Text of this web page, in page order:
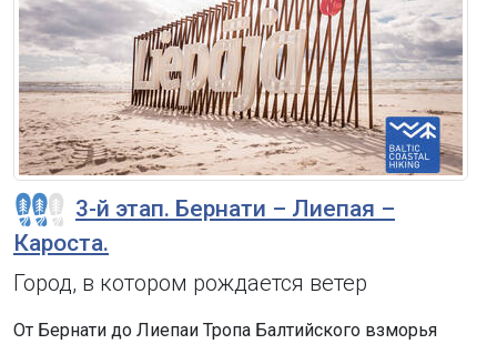
3-й этап. Бернати – Лиепая –
Кароста.
Город, в котором рождается ветер
От Бернати до Лиепаи Тропа Балтийского взморья